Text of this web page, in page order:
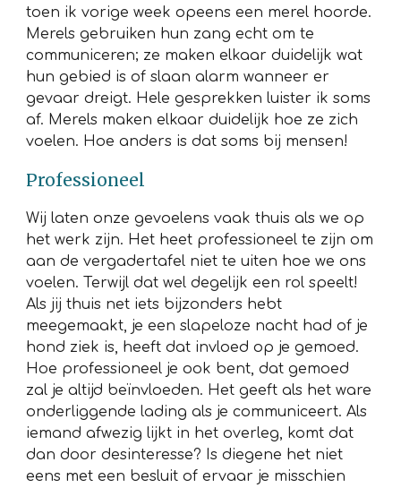
toen ik vorige week opeens een merel hoorde.
Merels gebruiken hun zang echt om te
communiceren; ze maken elkaar duidelijk wat
hun gebied is of slaan alarm wanneer er
gevaar dreigt. Hele gesprekken luister ik soms
af. Merels maken elkaar duidelijk hoe ze zich
voelen. Hoe anders is dat soms bij mensen!
Professioneel
Wij laten onze gevoelens vaak thuis als we op
het werk zijn. Het heet professioneel te zijn om
aan de vergadertafel niet te uiten hoe we ons
voelen. Terwijl dat wel degelijk een rol speelt!
Als jij thuis net iets bijzonders hebt
meegemaakt, je een slapeloze nacht had of je
hond ziek is, heeft dat invloed op je gemoed.
Hoe professioneel je ook bent, dat gemoed
zal je altijd beïnvloeden. Het geeft als het ware
onderliggende lading als je communiceert. Als
iemand afwezig lijkt in het overleg, komt dat
dan door desinteresse? Is diegene het niet
eens met een besluit of ervaar je misschien